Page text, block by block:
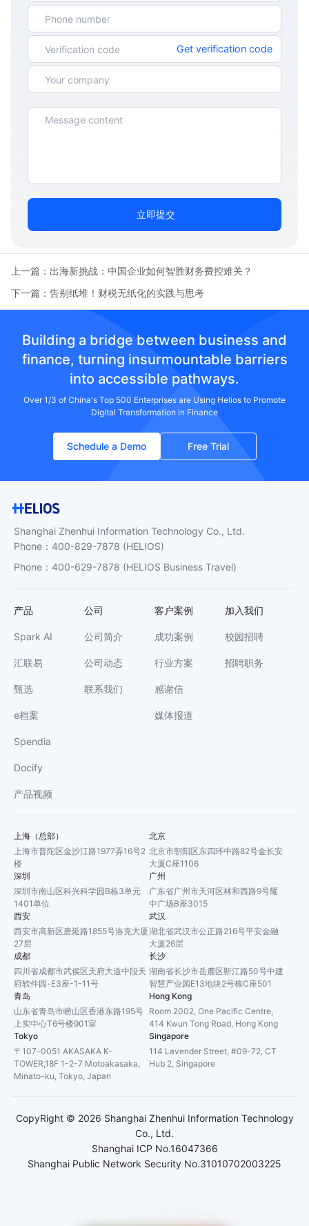
Get verification code
立即提交
上一篇： 出海新挑战：中国企业如何智胜财务费控难关？
下一篇： 告别纸堆！财税无纸化的实践与思考
Building a bridge between business and
finance, turning insurmountable barriers
into accessible pathways.
Over 1/3 of China's Top 500 Enterprises are Using Helios to Promote
Digital Transformation in Finance
Schedule a Demo Free Trial
Shanghai Zhenhui Information Technology Co., Ltd.
Phone ： 400-829-7878 (HELIOS)
Phone ： 400-629-7878 (HELIOS Business Travel)
产品
Spark AI
汇联易
甄选
e档案
Spendia
Docify
产品视频
公司
公司简介
公司动态
联系我们
客户案例
成功案例
行业方案
感谢信
媒体报道
加入我们
校园招聘
招聘职务
上海（总部）
上海市普陀区金沙江路1977弄16号2
楼
北京
北京市朝阳区东四环中路82号金长安
大厦C座1106
深圳
深圳市南山区科兴科学园B栋3单元
1401单位
广州
广东省广州市天河区林和西路9号耀
中广场B座3015
西安
西安市高新区唐延路1855号洛克大厦
27层
武汉
湖北省武汉市公正路216号平安金融
大厦26层
成都
四川省成都市武侯区天府大道中段天
府软件园-E3座-1-11号
长沙
湖南省长沙市岳麓区靳江路50号中建
智慧产业园E13地块2号栋C座501
青岛
山东省青岛市崂山区香港东路195号
上实中心T6号楼901室
Hong Kong
Room 2002, One Pacific Centre,
414 Kwun Tong Road, Hong Kong
Tokyo
〒107-0051 AKASAKA K-
TOWER,18F 1-2-7 Motoakasaka,
Minato-ku, Tokyo, Japan
Singapore
114 Lavender Street, #09-72, CT
Hub 2, Singapore
Shanghai ICP No.16047366
Shanghai Public Network Security No.31010702003225
CopyRight © 2026 Shanghai Zhenhui Information Technology
Co., Ltd.